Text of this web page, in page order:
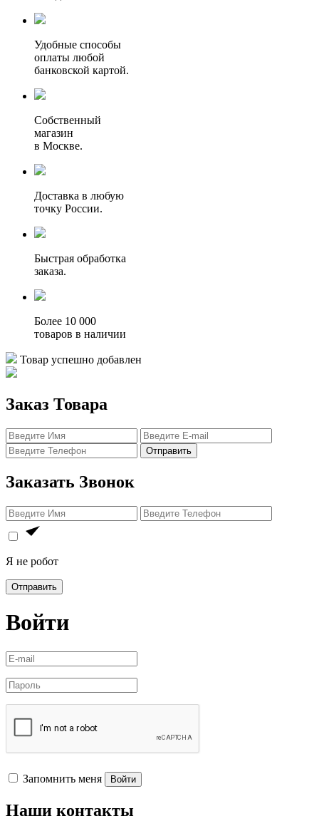
Удобные способы
оплаты любой
банковской картой.
Собственный
магазин
в Москве.
Доставка в любую
точку России.
Быстрая обработка
заказа.
Более 10 000
товаров в наличии
Товар успешно добавлен
Заказ Товара
Отправить
Заказать Звонок
Я не робот
Отправить
Войти
Запомнить меня Войти
Наши контакты